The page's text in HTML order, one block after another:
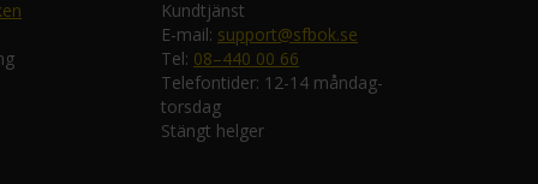
Kundtjänst
E-mail: support@sfbok.se
Tel: 08–440 00 66
Telefontider: 12-14 måndag-
torsdag
Stängt helger